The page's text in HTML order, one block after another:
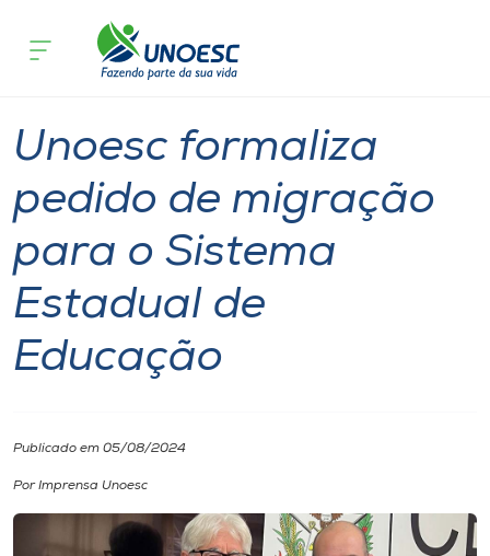
Cursos
Atendimento ao Estudante
Portal de Ensino
Internacionalização
I.nova
Reitoria
Unoesc formaliza
pedido de migração
para o Sistema
Estadual de
Educação
Publicado em 05/08/2024
Por Imprensa Unoesc